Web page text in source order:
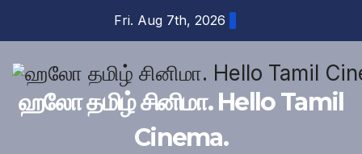
content
Fri. Aug 7th, 2026
ஹலோ தமிழ் சினிமா. Hello Tamil
Cinema.